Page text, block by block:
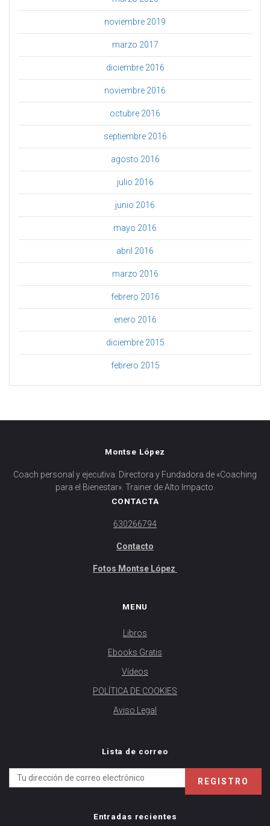
noviembre 2019
marzo 2017
diciembre 2016
noviembre 2016
octubre 2016
septiembre 2016
agosto 2016
julio 2016
junio 2016
mayo 2016
abril 2016
marzo 2016
febrero 2016
enero 2016
diciembre 2015
febrero 2015
Montse López
Coach personal y ejecutiva. Directora y Fundadora de «Coaching
para el Bienestar». Trainer de Alto Impacto.
CONTACTA
630266794
Contacto
Fotos Montse López
MENU
Libros
Ebooks Gratis
Vídeos
POLÍTICA DE COOKIES
Aviso Legal
Lista de correo
Entradas recientes